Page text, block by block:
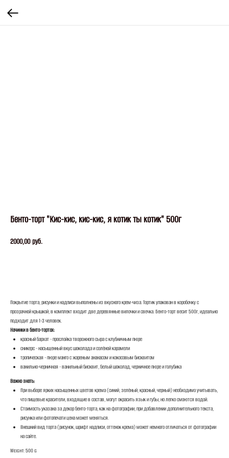
Бенто-торт "Кис-кис, кис-кис, я котик ты котик" 500г
2000,00 руб.
Покрытие торта, рисунки и надписи выполнены из вкусного крем-чиза. Тортик упакован в коробочку с
прозрачной крышкой, в комплект входит две деревянные вилочки и свечка. Бенто-торт весит 500г, идеально
подходит для 1-3 человек.
Начинки в бенто-тортах:
красный бархат - прослойка творожного сыра с клубничным пюре
сникерс - насыщенный вкус шоколада и солёной карамели
тропическая - пюре манго с жареным ананасом и кокосовым бисквитом
ванильно-черничная - ванильный бисквит, белый шоколад, черничное пюре и голубика
Важно знать:
При выборе ярких насыщенных цветов крема (синий, зелёный, красный, черный) необходимо учитывать,
что пищевые красители, входящие в состав, могут окрасить язык и губы, но легко смоются водой.
Стоимость указана за декор бенто-торта, как на фотографии, при добавлении дополнительного текста,
рисунка или фотопечати цена может меняться.
Внешний вид торта (рисунок, шрифт надписи, оттенок крема) может немного отличаться от фотографии
на сайте.
Weight: 500 g